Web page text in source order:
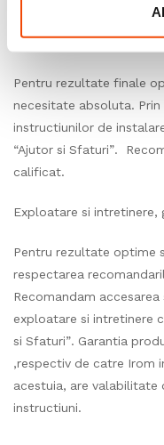
Instalare
Pentru rezultate finale
necesitate absoluta.
instructiunilor de
“Ajutor si Sfaturi”.
calificat.
Exploatare si intretinere,
Pentru rezultate optime
respectarea
Recomandam
exploatare si intretinere
si Sfaturi”. Garantia
,respectiv de catre Irom
acestuia, are
instructiuni.